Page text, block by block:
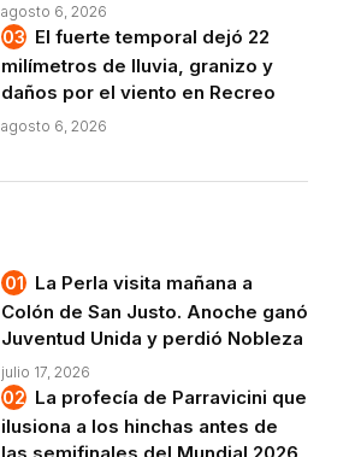
agosto 6, 2026
El fuerte temporal dejó 22
milímetros de lluvia, granizo y
daños por el viento en Recreo
agosto 6, 2026
La Perla visita mañana a
Colón de San Justo. Anoche ganó
Juventud Unida y perdió Nobleza
julio 17, 2026
La profecía de Parravicini que
ilusiona a los hinchas antes de